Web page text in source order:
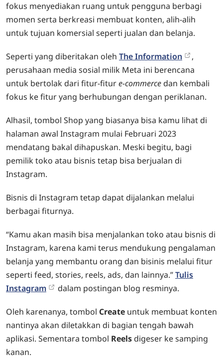
fokus menyediakan ruang untuk pengguna berbagi
momen serta berkreasi membuat konten, alih-alih
untuk tujuan komersial seperti jualan dan belanja.
Seperti yang diberitakan oleh The Information
,
perusahaan media sosial milik Meta ini berencana
untuk bertolak dari fitur-fiture-commerce dan kembali
fokus ke fitur yang berhubungan dengan periklanan.
Alhasil, tombol Shop yang biasanya bisa kamu lihat di
halaman awal Instagram mulai Februari 2023
mendatang bakal dihapuskan. Meski begitu, bagi
pemilik toko atau bisnis tetap bisa berjualan di
Instagram.
Bisnis di Instagram tetap dapat dijalankan melalui
berbagai fiturnya.
“Kamu akan masih bisa menjalankan toko atau bisnis di
Instagram, karena kami terus mendukung pengalaman
belanja yang membantu orang dan bisinis melalui fitur
seperti feed, stories, reels, ads, dan lainnya.”Tulis
Instagram
dalam postingan blog resminya.
Oleh karenanya, tombol Create untuk membuat konten
nantinya akan diletakkan di bagian tengah bawah
aplikasi. Sementara tombol Reels digeser ke samping
kanan.